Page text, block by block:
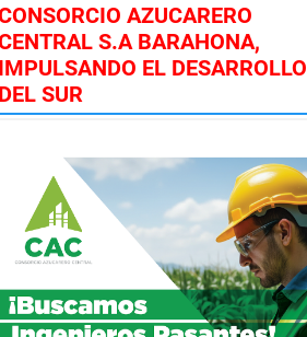
AZUCARERO
S.A BARAHONA,
IMPULSANDO EL DESARROLLO
DEL SUR